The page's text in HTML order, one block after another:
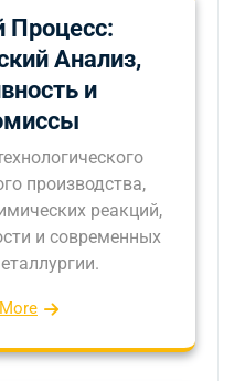
Анализ,
и
производства,
реакций,
и современных